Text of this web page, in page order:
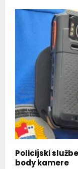
Policijski
body kamere